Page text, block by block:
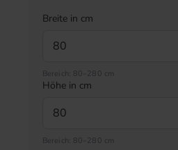
Breite in cm
Bereich: 80–280 cm
Höhe in cm
Bereich: 80–280 cm